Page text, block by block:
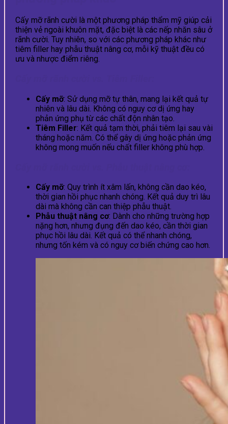
Cấy mỡ rãnh cười là một phương pháp thẩm mỹ giúp cải
thiện vẻ ngoài khuôn mặt, đặc biệt là các nếp nhăn sâu ở
rãnh cười. Tuy nhiên, so với các phương pháp khác như
tiêm filler hay phẫu thuật nâng cơ, mỗi kỹ thuật đều có
ưu và nhược điểm riêng.
Cấy mỡ: Sử dụng mỡ tự thân, mang lại kết quả tự
nhiên và lâu dài. Không có nguy cơ dị ứng hay
phản ứng phụ từ các chất độn nhân tạo.
Tiêm Filler: Kết quả tạm thời, phải tiêm lại sau vài
tháng hoặc năm. Có thể gây dị ứng hoặc phản ứng
không mong muốn nếu chất filler không phù hợp.
Cấy mỡ: Quy trình ít xâm lấn, không cần dao kéo,
thời gian hồi phục nhanh chóng. Kết quả duy trì lâu
dài mà không cần can thiệp phẫu thuật.
Phẫu thuật nâng cơ: Dành cho những trường hợp
nặng hơn, nhưng đụng đến dao kéo, cần thời gian
phục hồi lâu dài. Kết quả có thể nhanh chóng,
nhưng tốn kém và có nguy cơ biến chứng cao hơn.